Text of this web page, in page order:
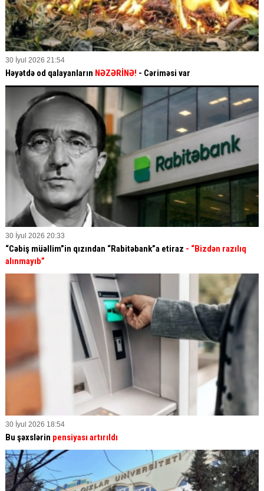
30 İyul 2026 21:54
Həyətdə od qalayanların NƏZƏRİNƏ! - Cəriməsi var
30 İyul 2026 20:33
“Cəbiş müəllim”in qızından “Rabitəbank”a etiraz - “Bizdən razılıq
alınmayıb”
30 İyul 2026 18:54
Bu şəxslərin pensiyası artırıldı